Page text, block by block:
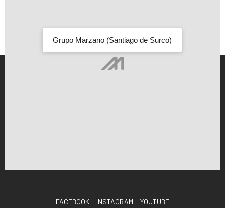
Grupo Marzano (Santiago de Surco)
FACEBOOK INSTAGRAM YOUTUBE